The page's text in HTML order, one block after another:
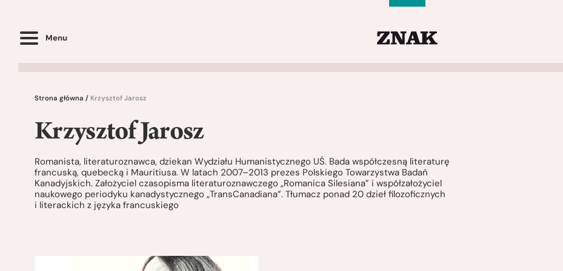
Menu
Strona główna / Krzysztof Jarosz
Krzysztof Jarosz
Romanista, literaturoznawca, dziekan Wydziału Humanistycznego UŚ. Bada współczesną literaturę
francuską, quebecką i Mauritiusa. W latach 2007–2013 prezes Polskiego Towarzystwa Badań
Kanadyjskich. Założyciel czasopisma literaturoznawczego „Romanica Silesiana” i współzałożyciel
naukowego periodyku kanadystycznego „TransCanadiana”. Tłumacz ponad 20 dzieł filozoficznych
i literackich z języka francuskiego